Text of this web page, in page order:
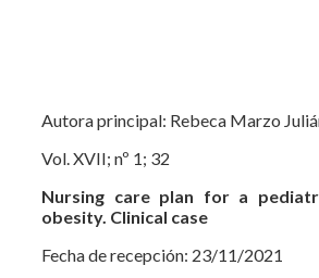
Autora principal: Rebeca Marzo
Vol. XVII; nº 1; 32
Nursing care plan for a
obesity. Clinical case
Fecha de recepción: 23/11/2021